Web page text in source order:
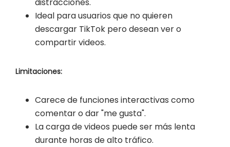
distracciones.
Ideal para usuarios que no quieren
descargar TikTok pero desean ver o
compartir videos.
Limitaciones:
Carece de funciones interactivas como
comentar o dar "me gusta".
La carga de videos puede ser más lenta
durante horas de alto tráfico.